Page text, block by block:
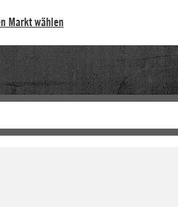
Markt wählen